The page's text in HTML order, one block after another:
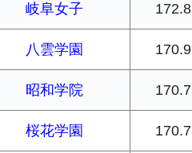
岐阜女子 172.8
八雲学園 170.9
昭和学院 170.7
桜花学園 170.7